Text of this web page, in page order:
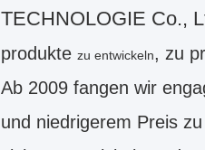
TECHNOLOGIE Co.,
produkte zu entwickeln, zu
Ab 2009 fangen wir
und niedrigerem Preis